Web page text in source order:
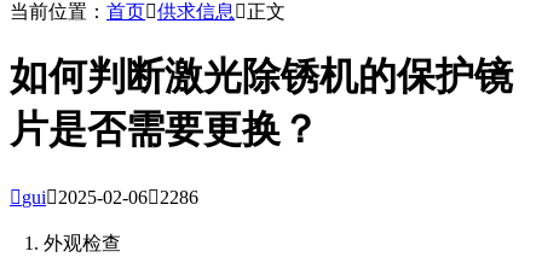
当前位置： 首页供求信息 正文
如何判断激光除锈机的保护镜
片是否需要更换？
gui2025-02-062286
外观检查